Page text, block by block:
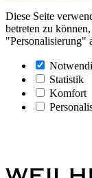
Diese Seite
betreten zu
"Personalisierung"
Statistik
Komfort